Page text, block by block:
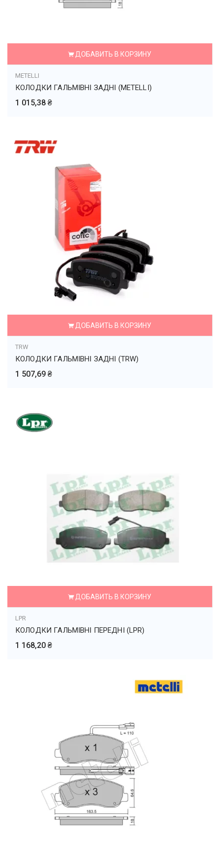
ДОБАВИТЬ В КОРЗИНУ
METELLI
КОЛОДКИ ГАЛЬМІВНІ ЗАДНІ (METELLI)
1 015,38 ₴
ДОБАВИТЬ В КОРЗИНУ
TRW
КОЛОДКИ ГАЛЬМІВНІ ЗАДНІ (TRW)
1 507,69 ₴
ДОБАВИТЬ В КОРЗИНУ
LPR
КОЛОДКИ ГАЛЬМІВНІ ПЕРЕДНІ (LPR)
1 168,20 ₴